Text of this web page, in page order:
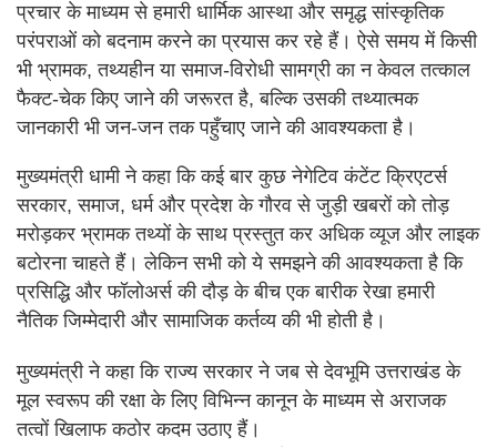
प्रचार के माध्यम से हमारी धार्मिक आस्था और समृद्ध सांस्कृतिक
परंपराओं को बदनाम करने का प्रयास कर रहे हैं। ऐसे समय में किसी
भी भ्रामक, तथ्यहीन या समाज-विरोधी सामग्री का न केवल तत्काल
फैक्ट-चेक किए जाने की जरूरत है, बल्कि उसकी तथ्यात्मक
जानकारी भी जन-जन तक पहुँचाए जाने की आवश्यकता है।
मुख्यमंत्री धामी ने कहा कि कई बार कुछ नेगेटिव कंटेंट क्रिएटर्स
सरकार, समाज, धर्म और प्रदेश के गौरव से जुड़ी खबरों को तोड़
मरोड़कर भ्रामक तथ्यों के साथ प्रस्तुत कर अधिक व्यूज और लाइक
बटोरना चाहते हैं। लेकिन सभी को ये समझने की आवश्यकता है कि
प्रसिद्धि और फॉलोअर्स की दौड़ के बीच एक बारीक रेखा हमारी
नैतिक जिम्मेदारी और सामाजिक कर्तव्य की भी होती है।
मुख्यमंत्री ने कहा कि राज्य सरकार ने जब से देवभूमि उत्तराखंड के
मूल स्वरूप की रक्षा के लिए विभिन्न कानून के माध्यम से अराजक
तत्वों खिलाफ कठोर कदम उठाए हैं।